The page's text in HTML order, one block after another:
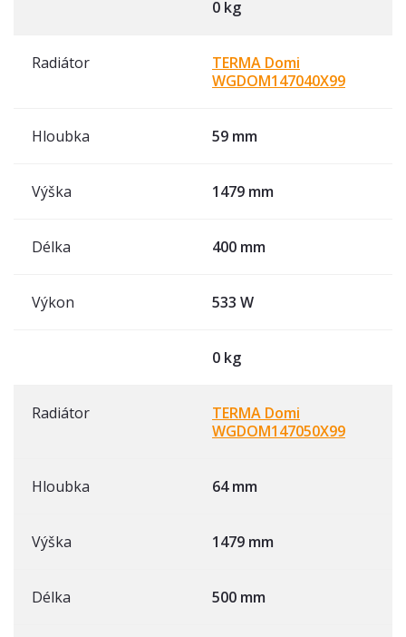
0 kg
Radiátor
TERMA Domi
WGDOM147040X99
Hloubka 59 mm
Výška 1479 mm
Délka 400 mm
Výkon 533 W
0 kg
Radiátor
TERMA Domi
WGDOM147050X99
Hloubka 64 mm
Výška 1479 mm
Délka 500 mm